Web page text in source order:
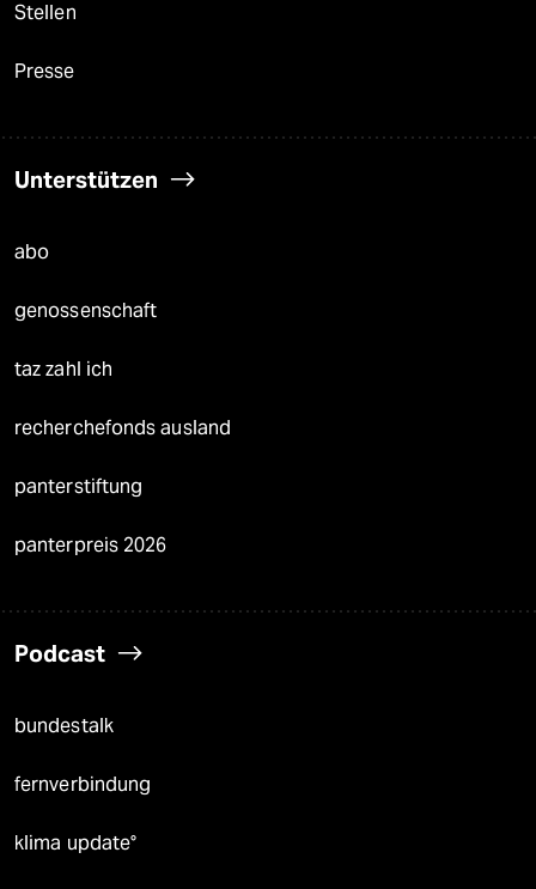
Stellen
Presse
Unterstützen
abo
genossenschaft
taz zahl ich
recherchefonds ausland
panterstiftung
panterpreis 2026
Podcast
bundestalk
fernverbindung
klima update°